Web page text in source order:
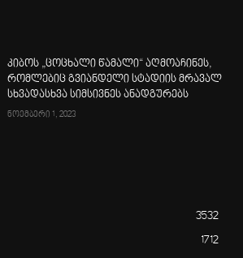
კიბოს „ცოცხალი წამალი“ აღმოაჩინეს,
რომლებიც გვიანდელი სტადიის მრავალ
სხვადასხვა სიმსივნეს ანადგურებს
ნოემბერი 1, 2023
3532
1712